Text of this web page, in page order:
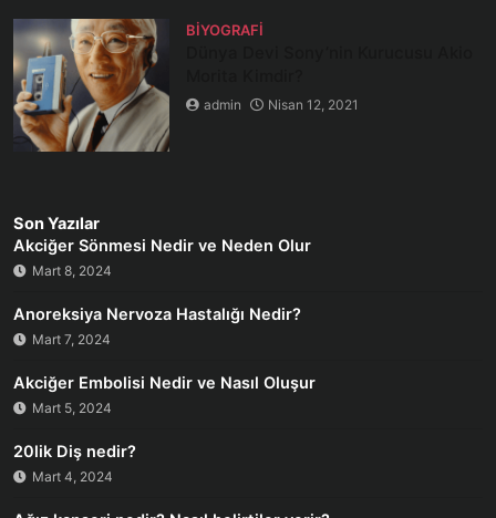
BIYOGRAFI
admin Nisan 12, 2021
Son Yazılar
Akciğer Sönmesi Nedir ve Neden Olur
Mart 8, 2024
Anoreksiya Nervoza Hastalığı Nedir?
Mart 7, 2024
Akciğer Embolisi Nedir ve Nasıl Oluşur
Mart 5, 2024
20lik Diş nedir?
Mart 4, 2024